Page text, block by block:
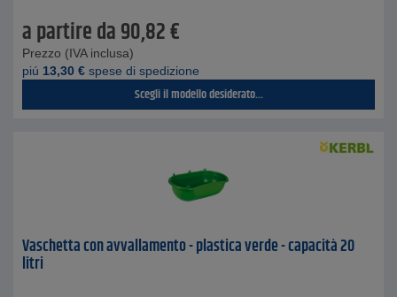
a partire da90,82€
Prezzo (IVA inclusa)
piú 13,30 € spese di spedizione
Scegli il modello desiderato...
Vaschetta con avvallamento - plastica verde - capacità 20
litri